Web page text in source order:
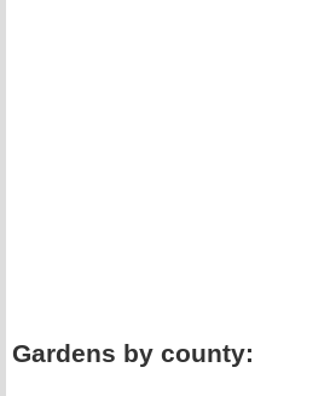
Gardens by county: